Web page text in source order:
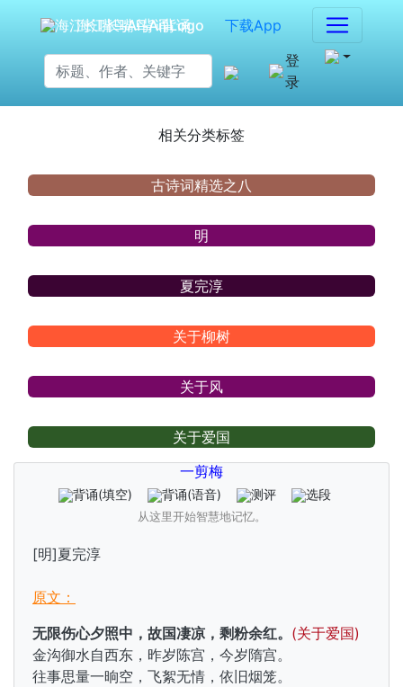
海江长嘴鸟Ai背诵
下载App
登
录
相关分类标签
古诗词精选之八
明
夏完淳
关于柳树
关于风
关于爱国
一剪梅
背诵(填空) 背诵(语音) 测评 选段
从这里开始智慧地记忆。
[明]夏完淳
原文：
无限伤心夕照中，故国凄凉，剩粉余红。 (关于爱国)
金沟御水自西东，昨岁陈宫，今岁隋宫。
往事思量一晌空，飞絮无情，依旧烟笼。